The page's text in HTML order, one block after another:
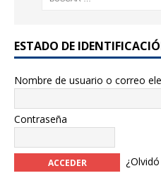
ESTADO DE
Nombre de usuario o correo
Contraseña